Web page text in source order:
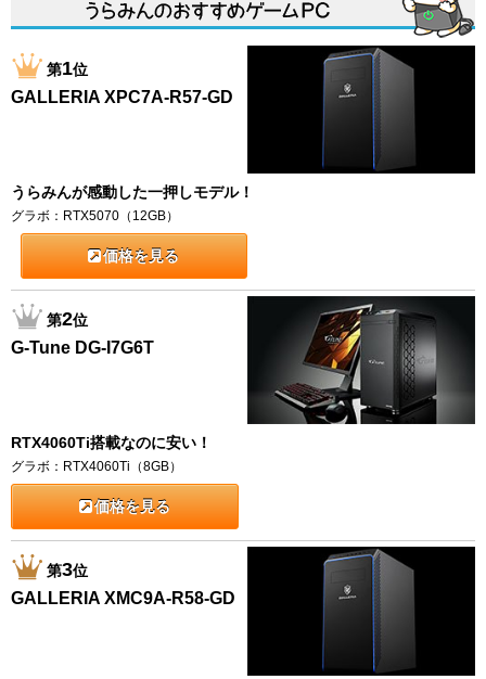
第1位
GALLERIA XPC7A-R57-GD
うらみんが感動した一押しモデル！
グラボ：RTX5070（12GB）
価格を見る
第2位
G-Tune DG-I7G6T
RTX4060Ti搭載なのに安い！
グラボ：RTX4060Ti（8GB）
価格を見る
第3位
GALLERIA XMC9A-R58-GD